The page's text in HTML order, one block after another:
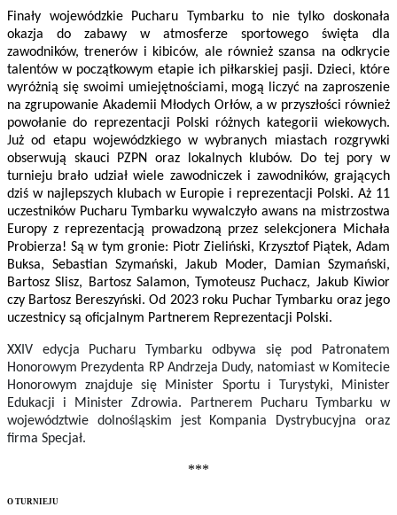
Finały wojewódzkie Pucharu Tymbarku to nie tylko doskonała
okazja do zabawy w atmosferze sportowego święta dla
zawodników, trenerów i kibiców, ale również szansa na odkrycie
talentów w początkowym etapie ich piłkarskiej pasji. Dzieci, które
wyróżnią się swoimi umiejętnościami, mogą liczyć na zaproszenie
na zgrupowanie Akademii Młodych Orłów, a w przyszłości również
powołanie do reprezentacji Polski różnych kategorii wiekowych.
Już od etapu wojewódzkiego w wybranych miastach rozgrywki
obserwują skauci PZPN oraz lokalnych klubów. Do tej pory w
turnieju brało udział wiele zawodniczek i zawodników, grających
dziś w najlepszych klubach w Europie i reprezentacji Polski. Aż 11
uczestników Pucharu Tymbarku wywalczyło awans na mistrzostwa
Europy z reprezentacją prowadzoną przez selekcjonera Michała
Probierza! Są w tym gronie: Piotr Zieliński, Krzysztof Piątek, Adam
Buksa, Sebastian Szymański, Jakub Moder, Damian Szymański,
Bartosz Slisz, Bartosz Salamon, Tymoteusz Puchacz, Jakub Kiwior
czy Bartosz Bereszyński. Od 2023 roku Puchar Tymbarku oraz jego
uczestnicy są oficjalnym Partnerem Reprezentacji Polski.
XXIV edycja Pucharu Tymbarku odbywa się pod Patronatem
Honorowym Prezydenta RP Andrzeja Dudy, natomiast w Komitecie
Honorowym znajduje się Minister Sportu i Turystyki, Minister
Edukacji i Minister Zdrowia. Partnerem Pucharu Tymbarku w
województwie dolnośląskim jest Kompania Dystrybucyjna oraz
firma Specjał.
***
O TURNIEJU